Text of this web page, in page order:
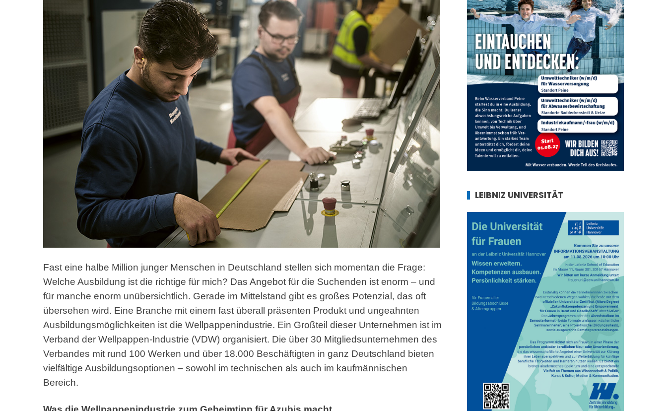
Fast eine halbe Million junger Menschen in Deutschland stellen sich momentan die Frage:
Welche Ausbildung ist die richtige für mich? Das Angebot für die Suchenden ist enorm – und
für manche enorm unübersichtlich. Gerade im Mittelstand gibt es großes Potenzial, das oft
übersehen wird. Eine Branche mit einem fast überall präsenten Produkt und ungeahnten
Ausbildungsmöglichkeiten ist die Wellpappenindustrie. Ein Großteil dieser Unternehmen ist im
Verband der Wellpappen-Industrie (VDW) organisiert. Die über 30 Mitgliedsunternehmen des
Verbandes mit rund 100 Werken und über 18.000 Beschäftigten in ganz Deutschland bieten
vielfältige Ausbildungsoptionen – sowohl im technischen als auch im kaufmännischen
Bereich.
LEIBNIZ UNIVERSITÄT